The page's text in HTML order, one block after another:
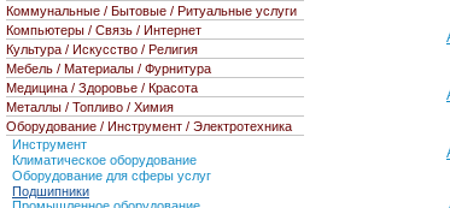
Коммунальные / Бытовые / Ритуальные услуги
Компьютеры / Связь / Интернет
Культура / Искусство / Религия
Мебель / Материалы / Фурнитура
Медицина / Здоровье / Красота
Металлы / Топливо / Химия
Оборудование / Инструмент / Электротехника
Инструмент
Климатическое оборудование
Оборудование для сферы услуг
Подшипники